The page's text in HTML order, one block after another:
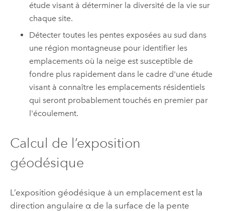
étude visant à déterminer la diversité de la vie sur
chaque site.
Détecter toutes les pentes exposées au sud dans
une région montagneuse pour identifier les
emplacements où la neige est susceptible de
fondre plus rapidement dans le cadre d'une étude
visant à connaître les emplacements résidentiels
qui seront probablement touchés en premier par
l'écoulement.
Calcul de l’exposition
géodésique
L’exposition géodésique à un emplacement est la
direction angulaire α de la surface de la pente